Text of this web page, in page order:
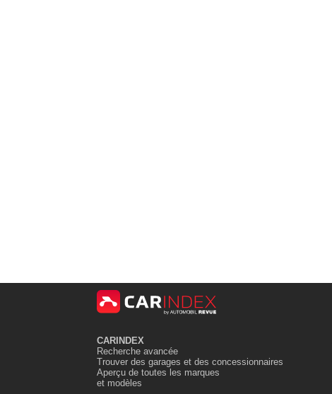
CARINDEX
Recherche avancée
Trouver des garages et des concessionnaires
Aperçu de toutes les marques
et modèles